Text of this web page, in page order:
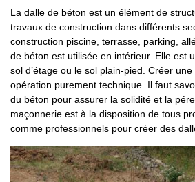
La dalle de béton est un élément de
travaux de construction dans différents
construction piscine, terrasse, parking,
de béton est utilisée en intérieur. Elle est
sol d’étage ou le sol plain-pied. Créer
opération purement technique. Il faut
du béton pour assurer la solidité et la
maçonnerie est à la disposition de tous
comme professionnels pour créer des